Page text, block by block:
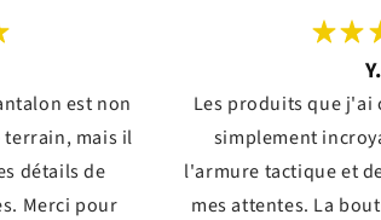
est non
mais il
détails de
Merci pour
Les produits que j'ai
simplement
l'armure tactique et
mes attentes. La